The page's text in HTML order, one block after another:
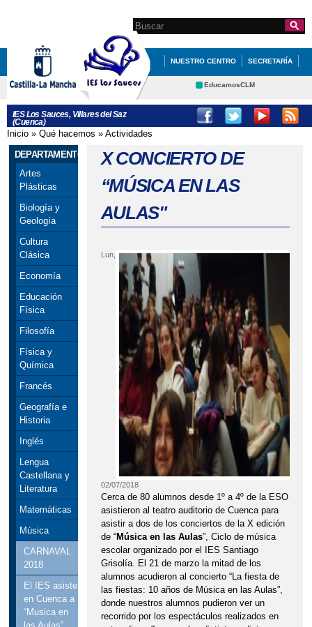
contenido
principalFormulario de
búsqueda
Search this site
NUESTRO CENTRO SECRETARÍA
EDUCACIÓN INFÓRMATE
DEPARTAMENTOS
EducamosCLM
Educación Cultura
Contacto
IES Los Sauces, Villares del Saz
(Cuenca)
Se encuentra usted aquí
Inicio » Qué hacemos » Actividades
DEPARTAMENTOS
Artes
Plásticas
Biología y
Geología
Cultura
Clásica
Economía
Educación
Física
Filosofía
Física y
Química
Francés
Geografía e
Historia
Inglés
Lengua
Castellana y
Literatura
Matemáticas
Música
CARNAVAL
2018
El IES asiste
en Cuenca a
“Musica en
X CONCIERTO DE
“MÚSICA EN LAS
AULAS"
Lun,
02/07/2018
Cerca de 80 alumnos desde 1º a 4º de la ESO
asistieron al teatro auditorio de Cuenca para
asistir a dos de los conciertos de la X edición
de “Música en las Aulas”, Ciclo de música
escolar organizado por el IES Santiago
Grisolía. El 21 de marzo la mitad de los
alumnos acudieron al concierto “La fiesta de
las fiestas: 10 años de Música en las Aulas”,
donde nuestros alumnos pudieron ver un
recorrido por los espectáculos realizados en